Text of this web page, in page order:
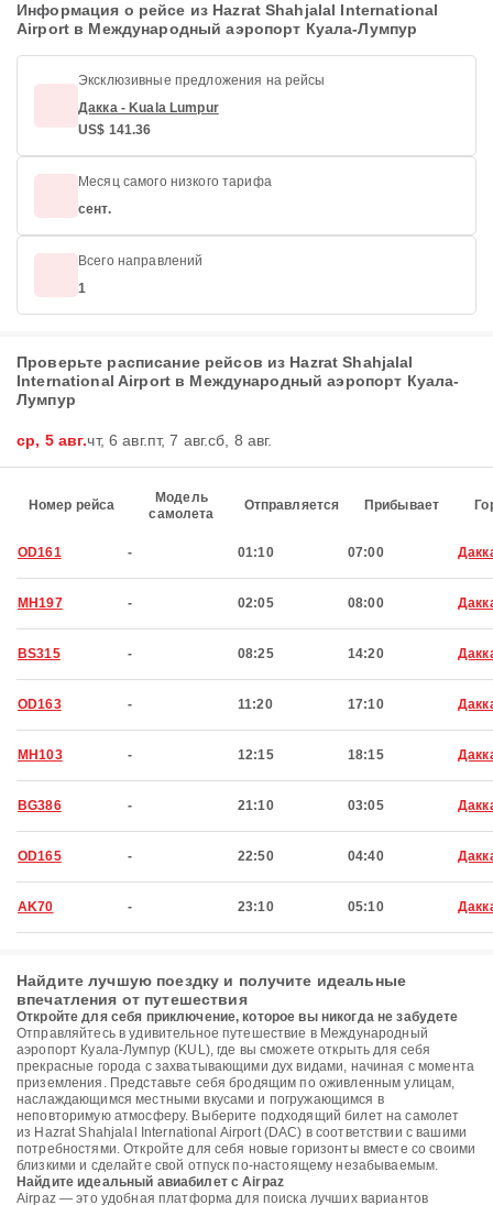
Информация о рейсе из Hazrat Shahjalal International
Airport в Международный аэропорт Куала-Лумпур
Эксклюзивные предложения на рейсы
Дакка - Kuala Lumpur
US$ 141.36
Месяц самого низкого тарифа
сент.
Всего направлений
1
Проверьте расписание рейсов из Hazrat Shahjalal
International Airport в Международный аэропорт Куала-
Лумпур
ср, 5 авг.чт, 6 авг.пт, 7 авг.сб, 8 авг.
Номер рейса
Модель
самолета
Отправляется Прибывает
OD161 - 01:10 07:00
MH197 - 02:05 08:00
BS315 - 08:25 14:20
OD163 - 11:20 17:10
MH103 - 12:15 18:15
BG386 - 21:10 03:05
OD165 - 22:50 04:40
AK70 - 23:10 05:10
Найдите лучшую поездку и получите идеальные
впечатления от путешествия
Откройте для себя приключение, которое вы никогда не забудете
Отправляйтесь в удивительное путешествие в Международный
аэропорт Куала-Лумпур (KUL), где вы сможете открыть для себя
прекрасные города с захватывающими дух видами, начиная с момента
приземления. Представьте себя бродящим по оживленным улицам,
наслаждающимся местными вкусами и погружающимся в
неповторимую атмосферу. Выберите подходящий билет на самолет
из Hazrat Shahjalal International Airport (DAC) в соответствии с вашими
потребностями. Откройте для себя новые горизонты вместе со своими
близкими и сделайте свой отпуск по-настоящему незабываемым.
Найдите идеальный авиабилет с Airpaz
Airpaz — это удобная платформа для поиска лучших вариантов